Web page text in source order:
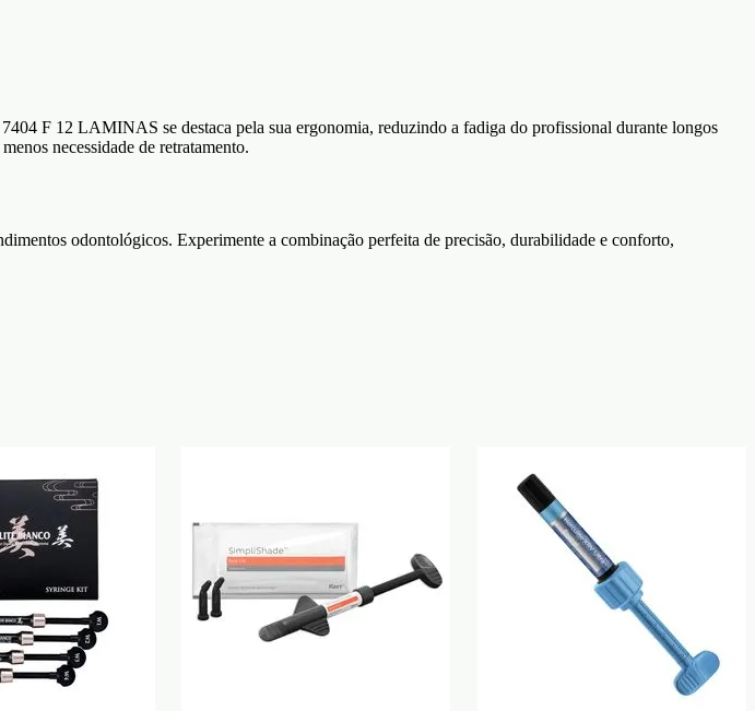
F 12 LAMINAS se destaca pela sua ergonomia, reduzindo a fadiga do profissional durante longos
necessidade de retratamento.
odontológicos. Experimente a combinação perfeita de precisão, durabilidade e conforto,